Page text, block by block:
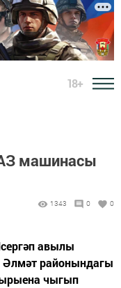
18+
машинасы
1343 0 0
авылы
Әлмәт районындагы
чыгып